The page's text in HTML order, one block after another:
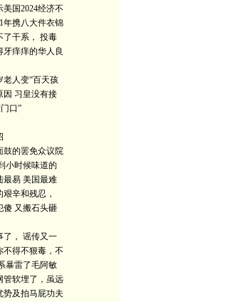
美国2024经济不
年携八大件衣锦
了干系， 投毒
牙痒痒的华人良
老人变“百天孩
因 习皇没有接
口”
鼓的罢免众议院
小时候味道的
最易 美国最难
艰辛和残忍，
傻 又搬石头砸
了， 谣传又一
不得不狠毒，不
暴雷了毛阿敏
管软埋了，虽远
势及拍马屁功夫